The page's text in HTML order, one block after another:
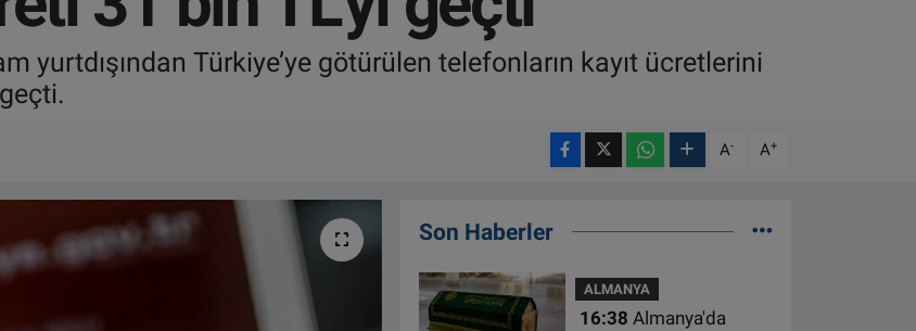
yurtdışından Türkiye’ye götürülen telefonların kayıt ücretlerini
A- A+
Son Haberler
ALMANYA
16:38